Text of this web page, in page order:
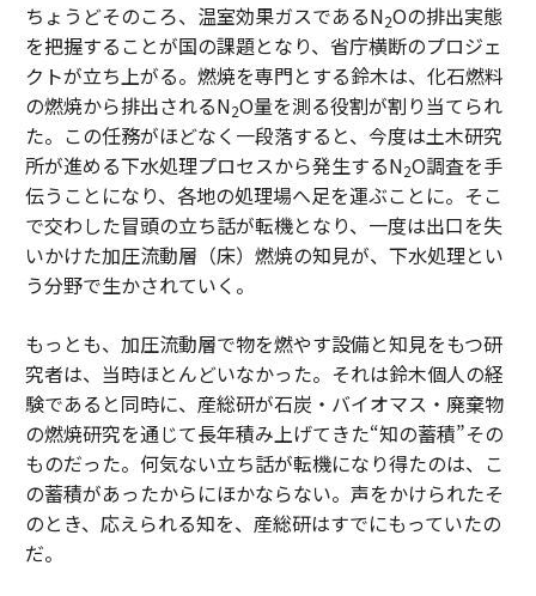
ちょうどそのころ、温室効果ガスであるN2Oの排出実態
を把握することが国の課題となり、省庁横断のプロジェ
クトが立ち上がる。燃焼を専門とする鈴木は、化石燃料
の燃焼から排出されるN2O量を測る役割が割り当てられ
た。この任務がほどなく一段落すると、今度は土木研究
所が進める下水処理プロセスから発生するN2O調査を手
伝うことになり、各地の処理場へ足を運ぶことに。そこ
で交わした冒頭の立ち話が転機となり、一度は出口を失
いかけた加圧流動層（床）燃焼の知見が、下水処理とい
う分野で生かされていく。
もっとも、加圧流動層で物を燃やす設備と知見をもつ研
究者は、当時ほとんどいなかった。それは鈴木個人の経
験であると同時に、産総研が石炭・バイオマス・廃棄物
の燃焼研究を通じて長年積み上げてきた“知の蓄積”その
ものだった。何気ない立ち話が転機になり得たのは、こ
の蓄積があったからにほかならない。声をかけられたそ
のとき、応えられる知を、産総研はすでにもっていたの
だ。